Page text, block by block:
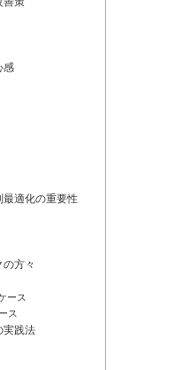
感
適化の重要性
方々
ース
ス
実践法